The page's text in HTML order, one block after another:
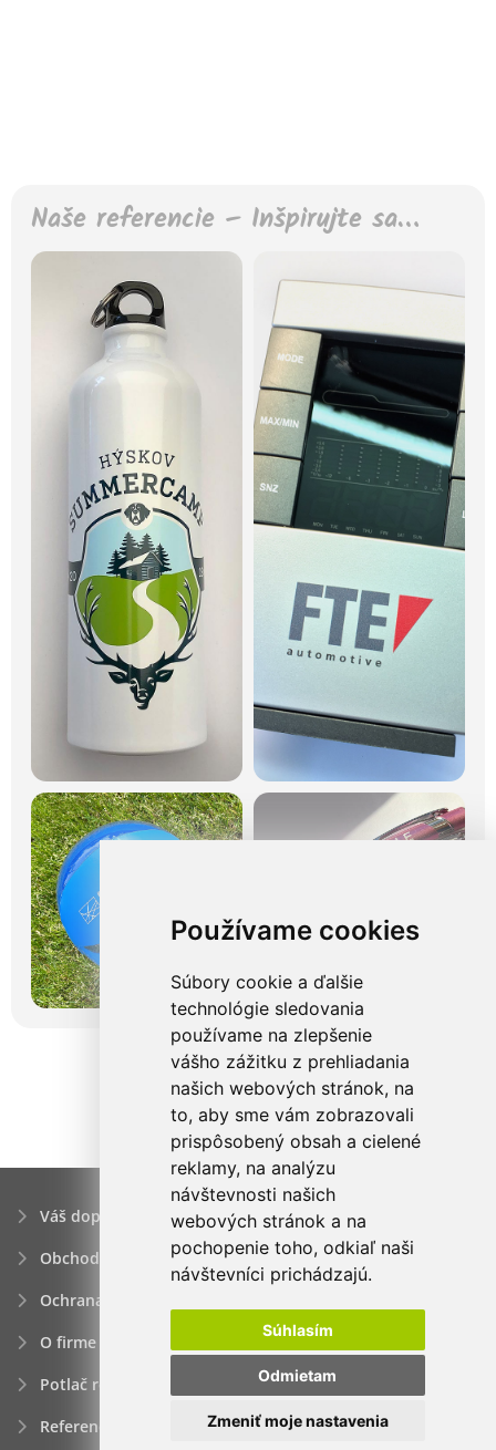
Používame cookies
Súbory cookie a ďalšie
technológie sledovania
používame na zlepšenie
vášho zážitku z prehliadania
našich webových stránok, na
to, aby sme vám zobrazovali
prispôsobený obsah a cielené
reklamy, na analýzu
návštevnosti našich
webových stránok a na
pochopenie toho, odkiaľ naši
návštevníci prichádzajú.
Súhlasím
Odmietam
Zmeniť moje nastavenia
Naše referencie – Inšpirujte sa…
Váš dopyt
Obchodné podmienky
Ochrana osobných údajov
O firme
Potlač reklamných predmetov
Referencie